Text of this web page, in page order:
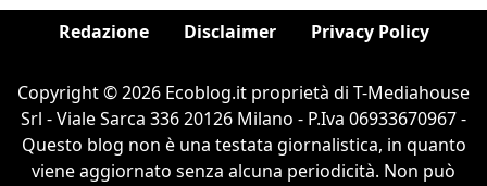
Redazione Disclaimer Privacy Policy
Copyright © 2026 Ecoblog.it proprietà di T-Mediahouse
Srl - Viale Sarca 336 20126 Milano - P.Iva 06933670967 -
Questo blog non è una testata giornalistica, in quanto
viene aggiornato senza alcuna periodicità. Non può